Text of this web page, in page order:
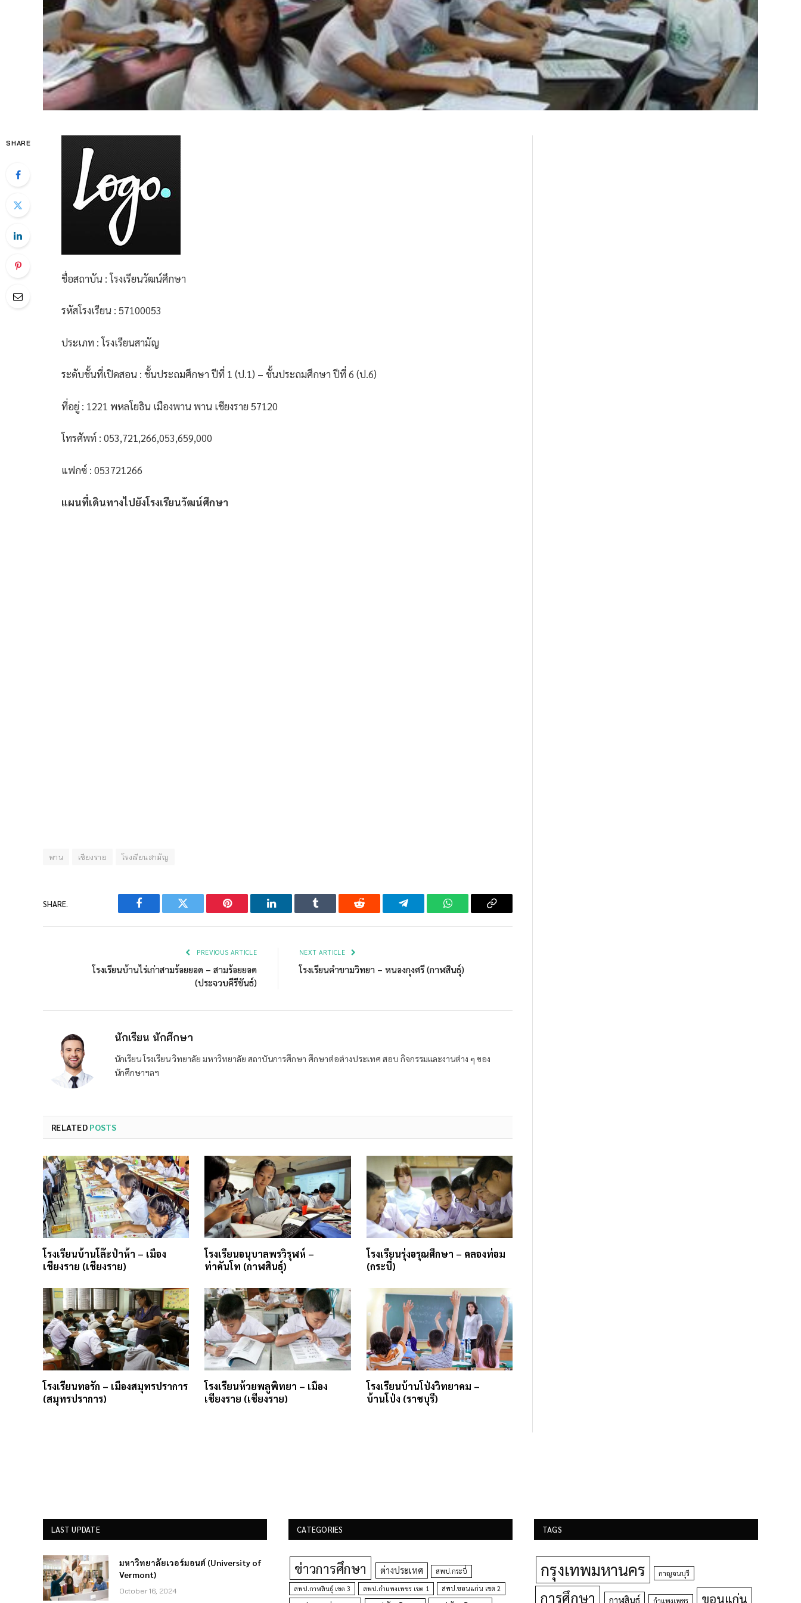
SHARE
ชื่อสถาบัน : โรงเรียนวัฒน์ศึกษา
รหัสโรงเรียน : 57100053
ประเภท : โรงเรียนสามัญ
ระดับชั้นที่เปิดสอน : ชั้นประถมศึกษา ปีที่ 1 (ป.1) – ชั้นประถมศึกษา ปีที่ 6 (ป.6)
ที่อยู่ : 1221 พหลโยธิน เมืองพาน พาน เชียงราย 57120
โทรศัพท์ : 053,721,266,053,659,000
แฟกซ์ : 053721266
แผนที่เดินทางไปยังโรงเรียนวัฒน์ศึกษา
พาน เชียงราย โรงเรียนสามัญ
SHARE.
Facebook Twitter Pinterest LinkedIn Tumblr Reddit Telegram WhatsAppCopy
PREVIOUS ARTICLE
โรงเรียนบ้านไร่เก่าสามร้อยยอด – สามร้อยยอด
(ประจวบคีรีขันธ์)
NEXT ARTICLE
โรงเรียนคำขามวิทยา – หนองกุงศรี (กาฬสินธุ์)
นักเรียน นักศึกษา
นักเรียน โรงเรียน วิทยาลัย มหาวิทยาลัย สถาบันการศึกษา ศึกษาต่อต่างประเทศ สอบ กิจกรรมและงานต่าง ๆ ของ
นักศึกษาฯลฯ
RELATED POSTS
โรงเรียนบ้านโล๊ะป่าห้า – เมือง
เชียงราย (เชียงราย)
โรงเรียนอนุบาลพรวิรุฬห์ –
ท่าคันโท (กาฬสินธุ์)
โรงเรียนรุ่งอรุณศึกษา – คลองท่อม
(กระบี่)
โรงเรียนทอรัก – เมืองสมุทรปราการ
(สมุทรปราการ)
โรงเรียนห้วยพลูพิทยา – เมือง
เชียงราย (เชียงราย)
โรงเรียนบ้านโป่งวิทยาคม –
บ้านโป่ง (ราชบุรี)
LAST UPDATE
มหาวิทยาลัยเวอร์มอนต์ (University of
Vermont)
October 16, 2024
CATEGORIES
ข่าวการศึกษา ต่างประเทศ สพป.กระบี่
สพป.กาฬสินธุ์ เขต 3 สพป.กำแพงเพชร เขต 1 สพป.ขอนแก่น เขต 2
TAGS
กรุงเทพมหานคร กาญจนบุรี
การศึกษา กาฬสินธุ์ กำแพงเพชร ขอนแก่น